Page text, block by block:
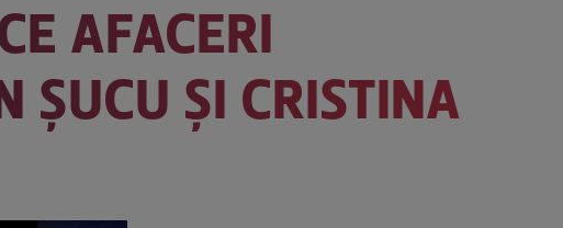
AFACERI
ȘUCU ȘI CRISTINA